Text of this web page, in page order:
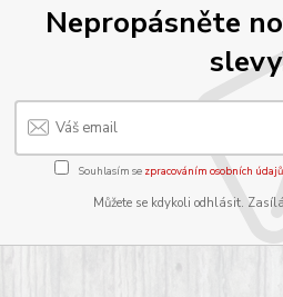
Nepropásněte
Souhlasím se zpracováním osobních údajů
Můžete se kdykoli odhlásit.